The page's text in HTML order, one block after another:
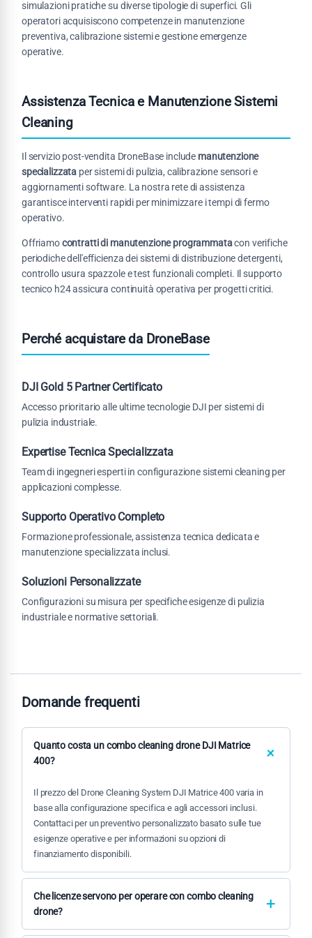
simulazioni pratiche su diverse tipologie di superfici. Gli
operatori acquisiscono competenze in manutenzione
preventiva, calibrazione sistemi e gestione emergenze
operative.
Assistenza Tecnica e Manutenzione Sistemi
Cleaning
Il servizio post-vendita DroneBase include manutenzione
specializzata per sistemi di pulizia, calibrazione sensori e
aggiornamenti software. La nostra rete di assistenza
garantisce interventi rapidi per minimizzare i tempi di fermo
operativo.
Offriamocontratti di manutenzione programmatacon verifiche
periodiche dell'efficienza dei sistemi di distribuzione detergenti,
controllo usura spazzole e test funzionali completi. Il supporto
tecnico h24 assicura continuità operativa per progetti critici.
Perché acquistare da DroneBase
DJI Gold 5 Partner Certificato
Accesso prioritario alle ultime tecnologie DJI per sistemi di
pulizia industriale.
Expertise Tecnica Specializzata
Team di ingegneri esperti in configurazione sistemi cleaning per
applicazioni complesse.
Supporto Operativo Completo
Formazione professionale, assistenza tecnica dedicata e
manutenzione specializzata inclusi.
Soluzioni Personalizzate
Configurazioni su misura per specifiche esigenze di pulizia
industriale e normative settoriali.
Domande frequenti
Quanto costa un combo cleaning drone DJI Matrice
400?
Il prezzo del Drone Cleaning System DJI Matrice 400 varia in
base alla configurazione specifica e agli accessori inclusi.
Contattaci per un preventivo personalizzato basato sulle tue
esigenze operative e per informazioni su opzioni di
finanziamento disponibili.
Che licenze servono per operare con combo cleaning
drone?